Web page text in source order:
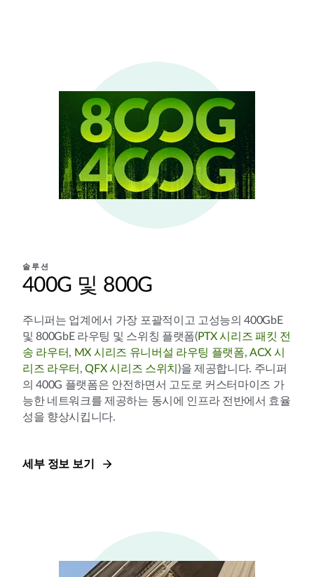
솔루션
400G 및 800G
주니퍼는 업계에서 가장 포괄적이고 고성능의 400GbE
및 800GbE 라우팅 및 스위칭 플랫폼(PTX 시리즈 패킷 전
송 라우터, MX 시리즈 유니버설 라우팅 플랫폼, ACX 시
리즈 라우터 ,QFX 시리즈 스위치 )을 제공합니다. 주니퍼
의 400G 플랫폼은 안전하면서 고도로 커스터마이즈 가
능한 네트워크를 제공하는 동시에 인프라 전반에서 효율
성을 향상시킵니다.
세부 정보 보기